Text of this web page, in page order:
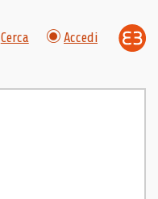
Cerca Accedi